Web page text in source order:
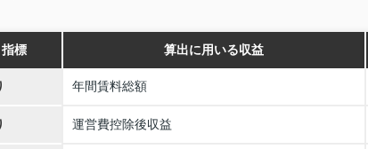
標 算出に用いる収益
年間賃料総額
運営費控除後収益